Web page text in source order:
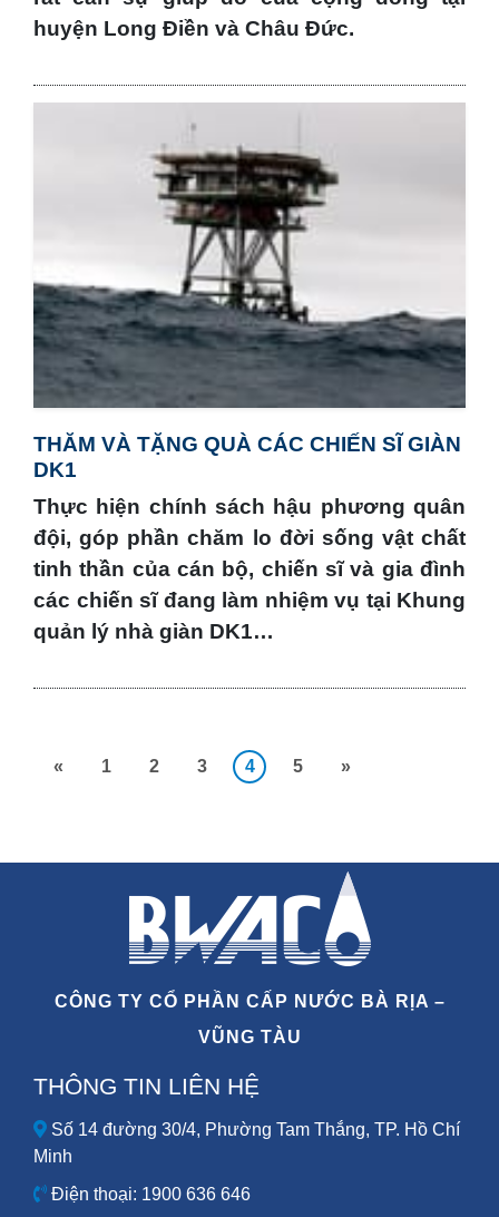
huyện Long Điền và Châu Đức.
THĂM VÀ TẶNG QUÀ CÁC CHIẾN SĨ GIÀN
DK1
Thực hiện chính sách hậu phương quân
đội, góp phần chăm lo đời sống vật chất
tinh thần của cán bộ, chiến sĩ và gia đình
các chiến sĩ đang làm nhiệm vụ tại Khung
quản lý nhà giàn DK1…
« 1 2 3 4 5 »
CÔNG TY CỔ PHẦN CẤP NƯỚC BÀ RỊA –
VŨNG TÀU
THÔNG TIN LIÊN HỆ
Số 14 đường 30/4, Phường Tam Thắng, TP. Hồ Chí
Minh
Điện thoại: 1900 636 646